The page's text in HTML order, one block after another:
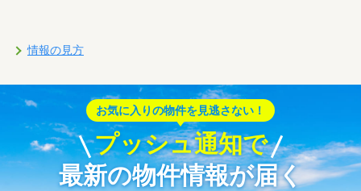
情報の見方
お気に入りの物件を見逃さない！
プッシュ通知で
最新の物件情報が届く